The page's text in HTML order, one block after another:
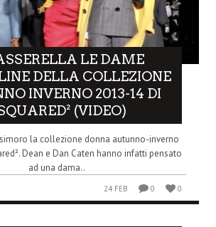
LE DAME
DELLA COLLEZIONE
INVERNO 2013-14 DI
(VIDEO)
la collezione donna autunno-inverno
Dean e Dan Caten hanno infatti pensato
ad una dama..
24 FEB 0 0